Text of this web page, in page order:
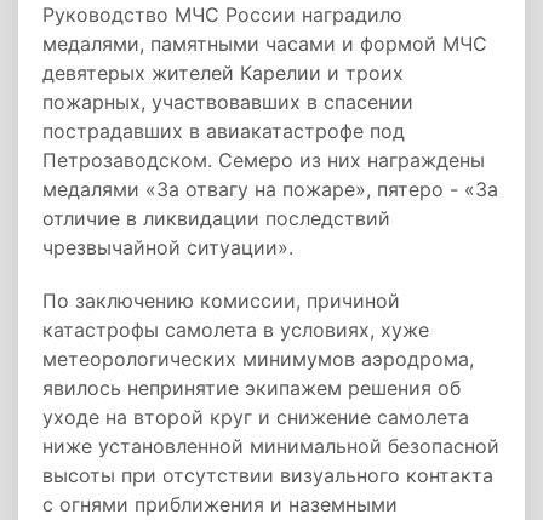
Руководство МЧС России наградило
медалями, памятными часами и формой МЧС
девятерых жителей Карелии и троих
пожарных, участвовавших в спасении
пострадавших в авиакатастрофе под
Петрозаводском. Семеро из них награждены
медалями «За отвагу на пожаре», пятеро - «За
отличие в ликвидации последствий
чрезвычайной ситуации».
По заключению комиссии, причиной
катастрофы самолета в условиях, хуже
метеорологических минимумов аэродрома,
явилось непринятие экипажем решения об
уходе на второй круг и снижение самолета
ниже установленной минимальной безопасной
высоты при отсутствии визуального контакта
с огнями приближения и наземными